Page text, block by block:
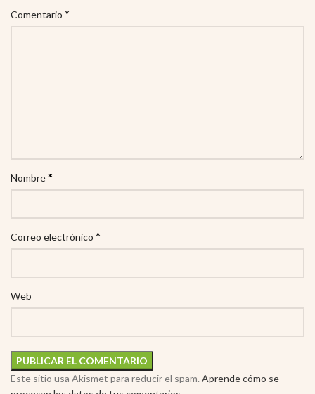
Comentario *
Nombre*
Correo electrónico *
Web
Este sitio usa Akismet para reducir el spam. Aprende cómo se